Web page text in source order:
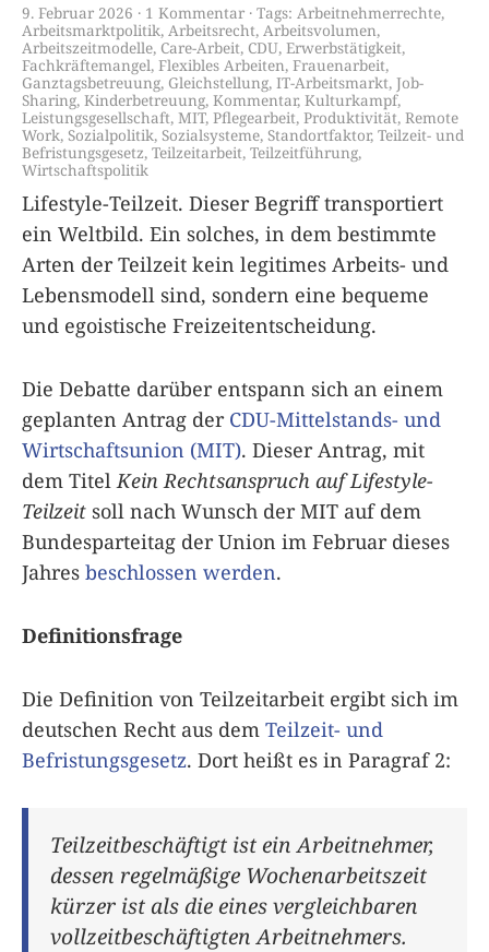
9. Februar 2026 1 Kommentar Tags: Arbeitnehmerrechte,
Arbeitsmarktpolitik, Arbeitsrecht, Arbeitsvolumen,
Arbeitszeitmodelle, Care-Arbeit, CDU, Erwerbstätigkeit,
Fachkräftemangel, Flexibles Arbeiten, Frauenarbeit,
Ganztagsbetreuung, Gleichstellung, IT-Arbeitsmarkt, Job-
Sharing, Kinderbetreuung, Kommentar, Kulturkampf,
Leistungsgesellschaft, MIT, Pflegearbeit, Produktivität, Remote
Work, Sozialpolitik, Sozialsysteme, Standortfaktor, Teilzeit- und
Befristungsgesetz, Teilzeitarbeit, Teilzeitführung,
Wirtschaftspolitik
Lifestyle-Teilzeit. Dieser Begriff transportiert
ein Weltbild. Ein solches, in dem bestimmte
Arten der Teilzeit kein legitimes Arbeits- und
Lebensmodell sind, sondern eine bequeme
und egoistische Freizeitentscheidung.
Die Debatte darüber entspann sich an einem
geplanten Antrag der CDU-Mittelstands- und
Wirtschaftsunion (MIT). Dieser Antrag, mit
dem Titel Kein Rechtsanspruch auf Lifestyle-
Teilzeit soll nach Wunsch der MIT auf dem
Bundesparteitag der Union im Februar dieses
Jahres beschlossen werden.
Definitionsfrage
Die Definition von Teilzeitarbeit ergibt sich im
deutschen Recht aus dem Teilzeit- und
Befristungsgesetz. Dort heißt es in Paragraf 2:
Teilzeitbeschäftigt ist ein Arbeitnehmer,
dessen regelmäßige Wochenarbeitszeit
kürzer ist als die eines vergleichbaren
vollzeitbeschäftigten Arbeitnehmers.